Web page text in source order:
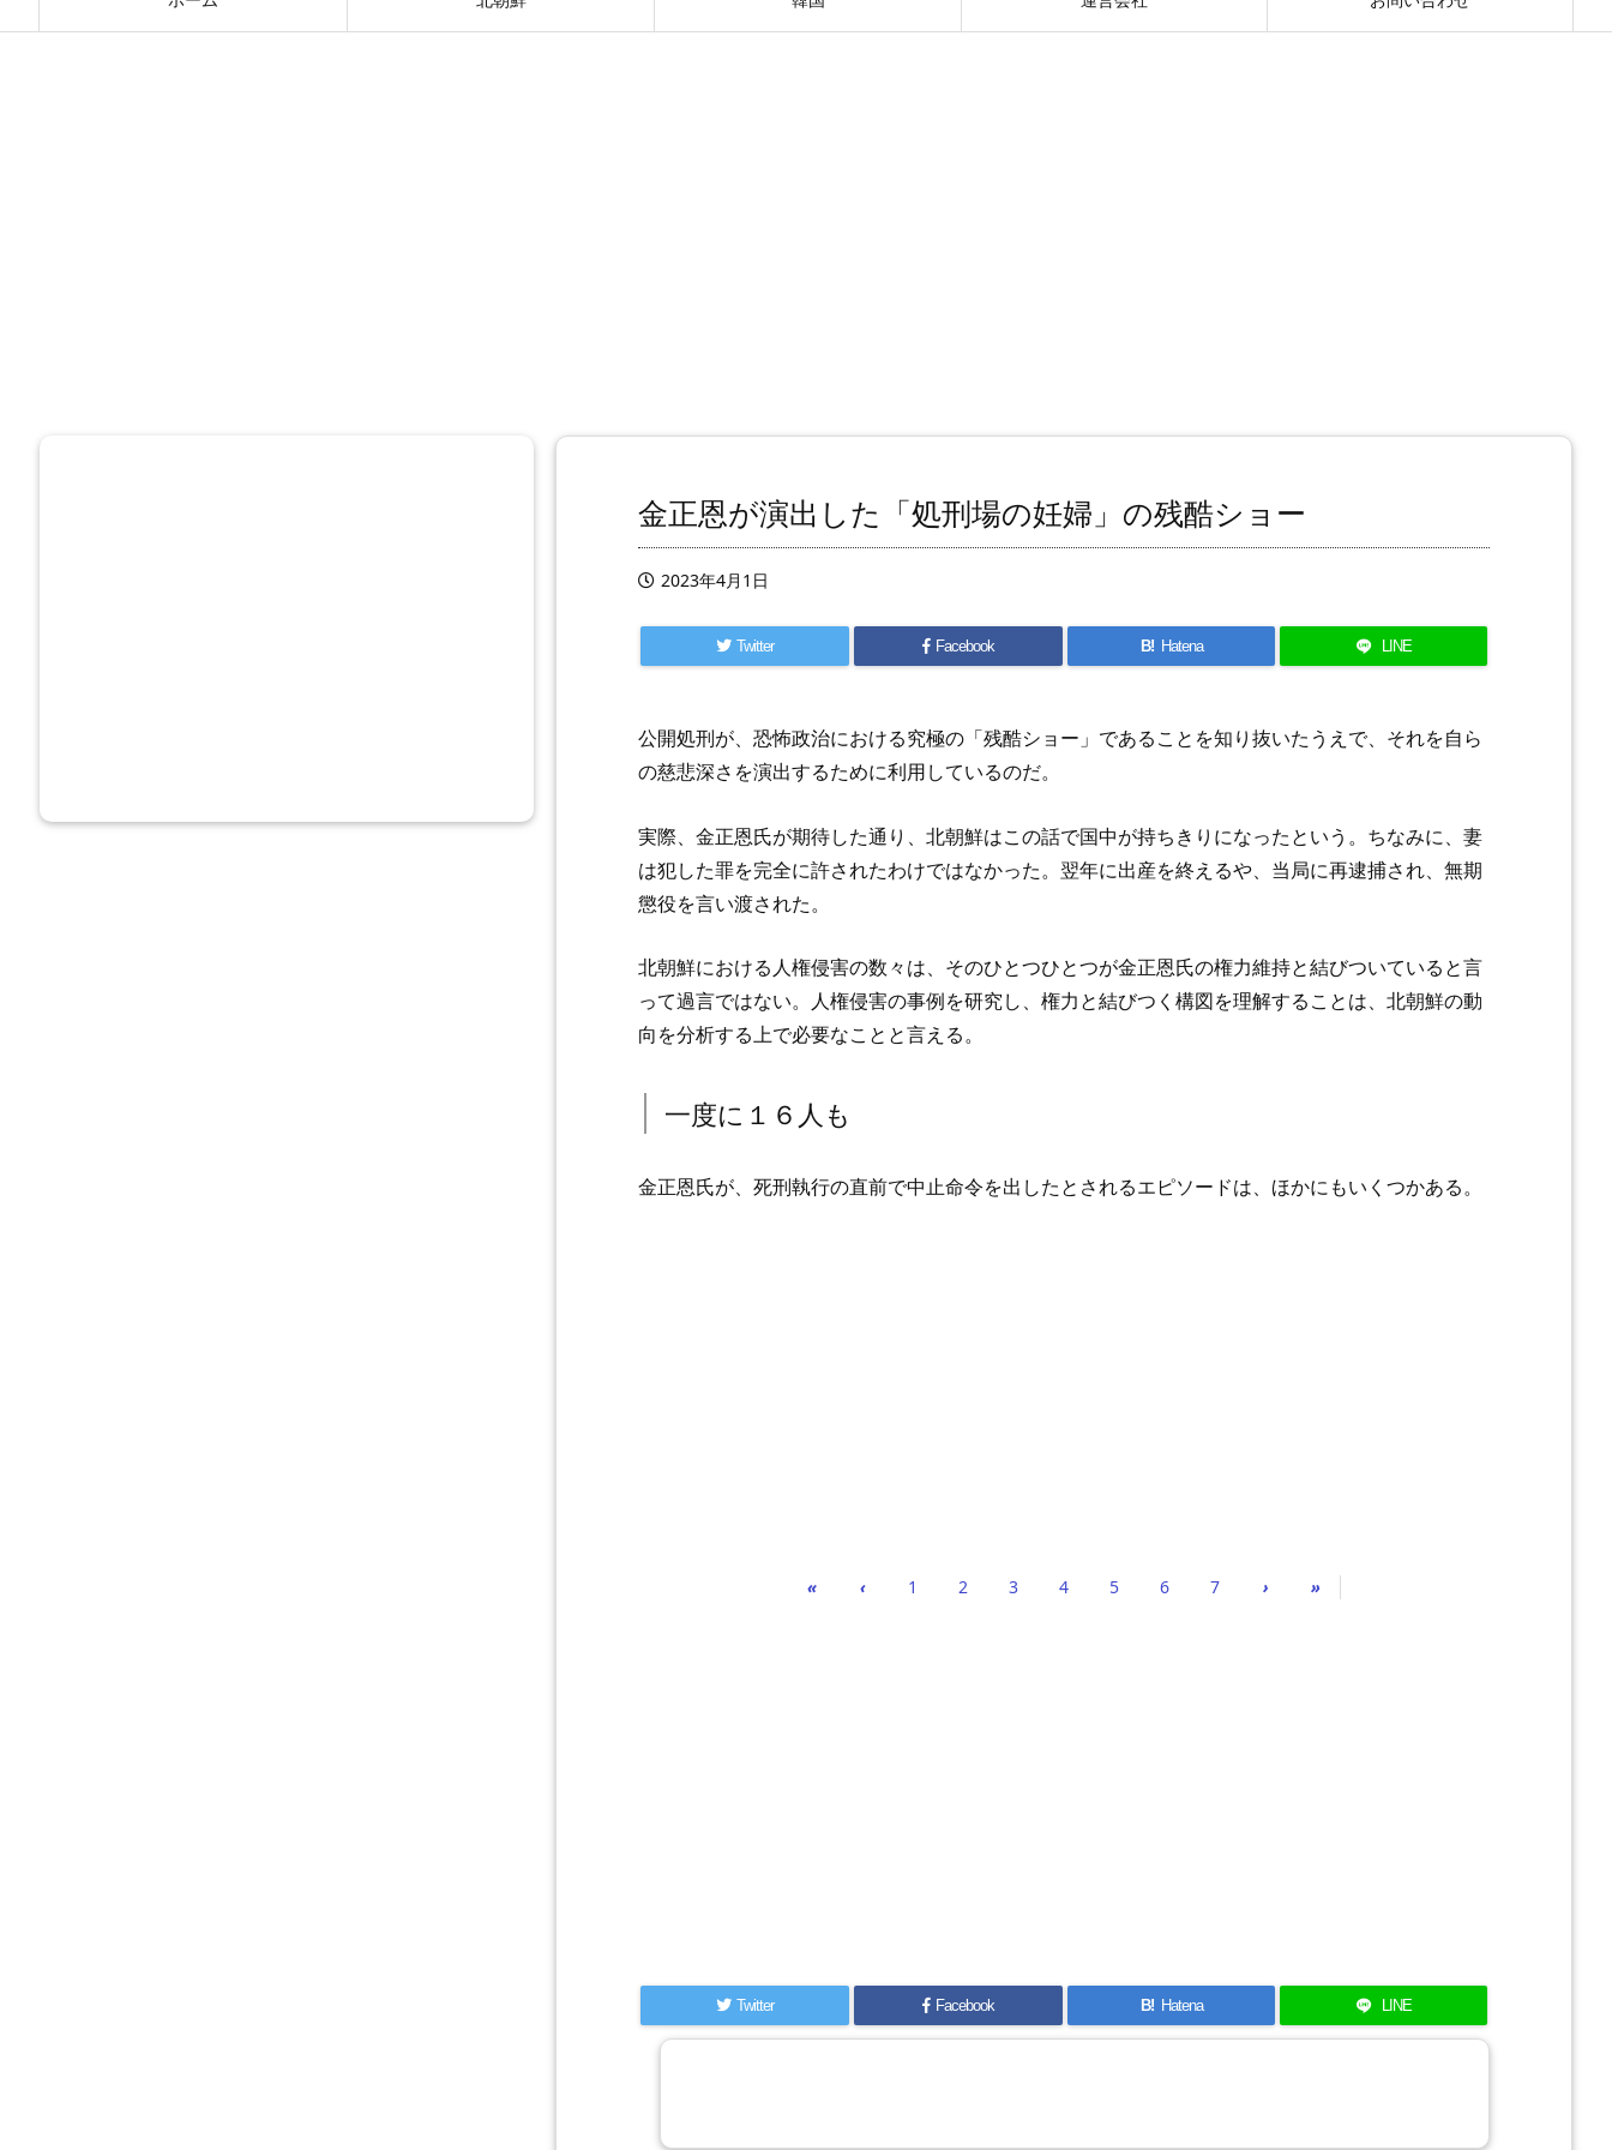
金正恩が演出した「処刑場の妊婦」の残酷ショー
2023年4月1日
Twitter Facebook B! Hatena LINE
公開処刑が、恐怖政治における究極の「残酷ショー」であることを知り抜いたうえで、それを自ら
の慈悲深さを演出するために利用しているのだ。
実際、金正恩氏が期待した通り、北朝鮮はこの話で国中が持ちきりになったという。ちなみに、妻
は犯した罪を完全に許されたわけではなかった。翌年に出産を終えるや、当局に再逮捕され、無期
懲役を言い渡された。
北朝鮮における人権侵害の数々は、そのひとつひとつが金正恩氏の権力維持と結びついていると言
って過言ではない。人権侵害の事例を研究し、権力と結びつく構図を理解することは、北朝鮮の動
向を分析する上で必要なことと言える。
一度に１６人も
金正恩氏が、死刑執行の直前で中止命令を出したとされるエピソードは、ほかにもいくつかある。
« ‹ 1 2 3 4 5 6 7 › »
Twitter Facebook B! Hatena LINE